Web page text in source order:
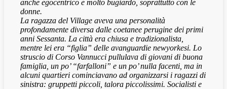
anche egocentrico e molto bugiardo, soprattutto con le
donne.
La ragazza del Village aveva una personalità
profondamente diversa dalle coetanee perugine dei primi
anni Sessanta. La città era chiusa e tradizionalista,
mentre lei era “figlia” delle avanguardie newyorkesi. Lo
struscio di Corso Vannucci pullulava di giovani di buona
famiglia, un po’ “farfalloni” e un po’ nulla facenti, ma in
alcuni quartieri cominciavano ad organizzarsi i ragazzi di
sinistra: gruppetti piccoli, talora piccolissimi. Socialisti e